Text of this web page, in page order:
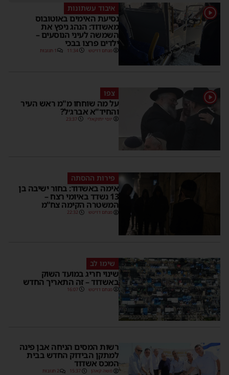
1 איבוד עשתונות
נסיעת האימים באוטובוס
מאשדוד: הנהג ניפץ את
השמשה לעיני הנוסעים –
ילדים פרצו בבכי
מנחם דויטש 11:34 1 תגובות
1 צפו
על מה שוחחו מ"מ ראש העיר
והחיד"א אברג׳ל?
יוסי יחזקאלי 23:37
פירות ההסתה
אימה באשדוד: בחור ישיבה בן
13 נשדד באיומי רצח –
המשטרה הקימה צח”מ
מנחם דויטש 22:32
שימו לב
שינוי חריג במועד השוק
באשדוד – זה התאריך החדש
מנחם דויטש 16:07
רשות המסים הניחה אבן פינה
למתקן הבידוק החדש בבית
המכס אשדוד
משה קאהן 15:37 2 תגובות